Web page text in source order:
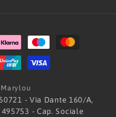
- Via Dante 160/A,
- Cap. Sociale